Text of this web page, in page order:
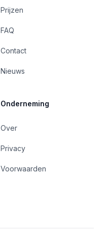
Prijzen
FAQ
Contact
Nieuws
Onderneming
Over
Privacy
Voorwaarden